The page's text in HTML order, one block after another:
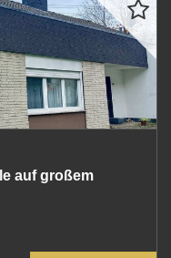
auf großem